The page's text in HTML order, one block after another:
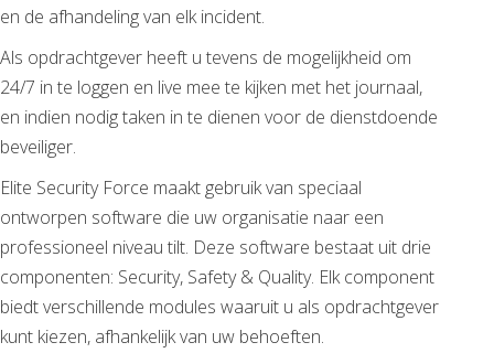
en de afhandeling van elk incident.
Als opdrachtgever heeft u tevens de mogelijkheid om
24/7 in te loggen en live mee te kijken met het journaal,
en indien nodig taken in te dienen voor de dienstdoende
beveiliger.
Elite Security Force maakt gebruik van speciaal
ontworpen software die uw organisatie naar een
professioneel niveau tilt. Deze software bestaat uit drie
componenten: Security, Safety & Quality. Elk component
biedt verschillende modules waaruit u als opdrachtgever
kunt kiezen, afhankelijk van uw behoeften.